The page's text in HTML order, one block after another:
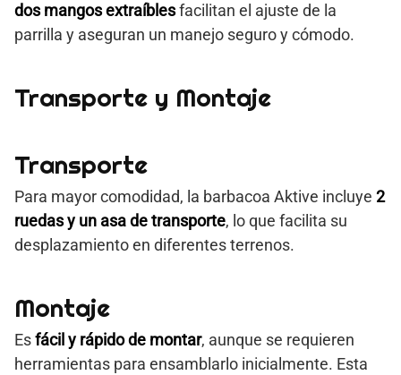
dos mangos extraíblesfacilitan el ajuste de la
parrilla y aseguran un manejo seguro y cómodo.
Transporte y Montaje
Transporte
Para mayor comodidad, la barbacoa Aktive incluye 2
ruedas y un asa de transporte, lo que facilita su
desplazamiento en diferentes terrenos.
Montaje
Esfácil y rápido de montar, aunque se requieren
herramientas para ensamblarlo inicialmente. Esta